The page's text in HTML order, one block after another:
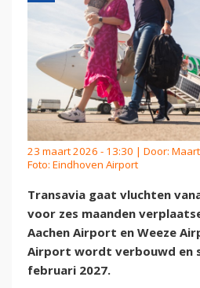
23 maart 2026 - 13:30 | Door:
Foto: Eindhoven Airport
Transavia gaat vluchten
voor zes maanden
Aachen Airport en Weeze
Airport wordt verbouwd en
februari 2027.